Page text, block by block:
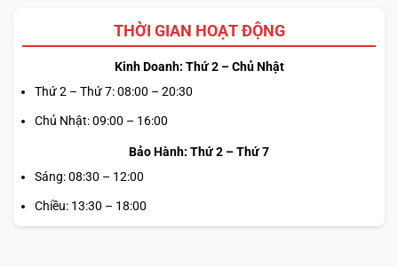
40Gbps, cho phép truyền tải dữ liệu nhanh chóng, kết nối
nhiều màn hình ngoài hoặc sạc đa năng qua USB-C. Bên
thích tốt với các thiết bị ngoại vi hiện đại.
THỜI GIAN HOẠT ĐỘNG
Kinh Doanh: Thứ 2 – Chủ Nhật
Thứ 2 – Thứ 7: 08:00 – 20:30
Chủ Nhật: 09:00 – 16:00
Bảo Hành: Thứ 2 – Thứ 7
Sáng: 08:30 – 12:00
Chiều: 13:30 – 18:00